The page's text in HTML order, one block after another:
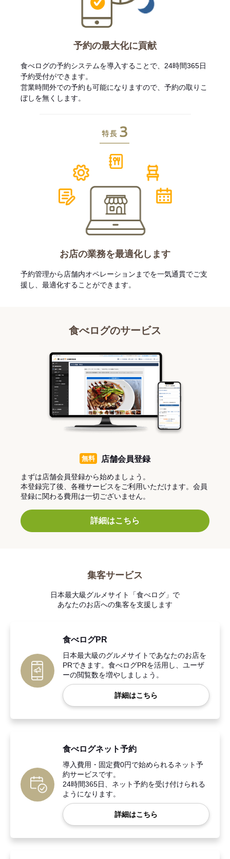
予約の最大化に貢献
食べログの予約システムを導入することで、24時間365日
予約受付ができます。
営業時間外での予約も可能になりますので、予約の取りこ
ぼしを無くします。
お店の業務を最適化します
予約管理から店舗内オペレーションまでを一気通貫でご支
援し、最適化することができます。
食べログのサービス
無料 店舗会員登録
まずは店舗会員登録から始めましょう。
本登録完了後、各種サービスをご利用いただけます。会員
登録に関わる費用は一切ございません。
詳細はこちら
集客サービス
日本最大級グルメサイト「食べログ」で
あなたのお店への集客を支援します
食べログPR
日本最大級のグルメサイトであなたのお店を
PRできます。食べログPRを活用し、ユーザ
ーの閲覧数を増やしましょう。
詳細はこちら
食べログネット予約
導入費用・固定費0円で始められるネット予
約サービスです。
24時間365日、ネット予約を受け付けられる
ようになります。
詳細はこちら